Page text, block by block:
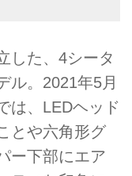
した、4シータ
ル。2021年5月
は、LEDヘッド
とや六角形グ
ー下部にエア